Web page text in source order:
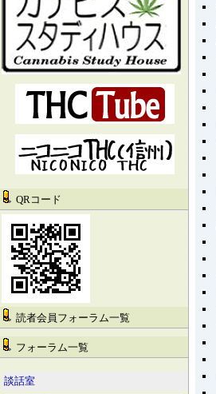
QRコード
読者会員フォーラム一覧
フォーラム一覧
談話室